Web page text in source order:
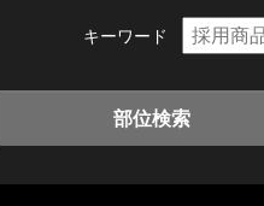
キーワード
部位検索